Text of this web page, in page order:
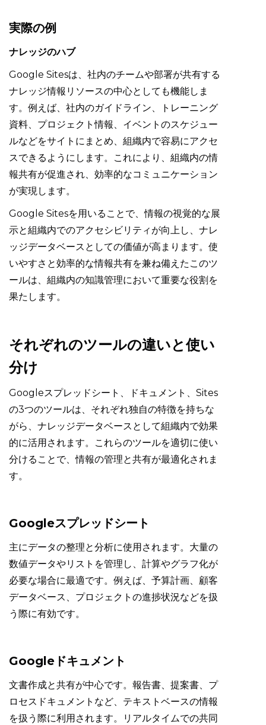
実際の例
ナレッジのハブ
Google Sitesは、社内のチームや部署が共有する
ナレッジ情報リソースの中心としても機能しま
す。例えば、社内のガイドライン、トレーニング
資料、プロジェクト情報、イベントのスケジュー
ルなどをサイトにまとめ、組織内で容易にアクセ
スできるようにします。これにより、組織内の情
報共有が促進され、効率的なコミュニケーション
が実現します。
Google Sitesを用いることで、情報の視覚的な展
示と組織内でのアクセシビリティが向上し、ナレ
ッジデータベースとしての価値が高まります。使
いやすさと効率的な情報共有を兼ね備えたこのツ
ールは、組織内の知識管理において重要な役割を
果たします。
それぞれのツールの違いと使い
分け
Googleスプレッドシート、ドキュメント、Sites
の3つのツールは、それぞれ独自の特徴を持ちな
がら、ナレッジデータベースとして組織内で効果
的に活用されます。これらのツールを適切に使い
分けることで、情報の管理と共有が最適化されま
す。
Googleスプレッドシート
主にデータの整理と分析に使用されます。大量の
数値データやリストを管理し、計算やグラフ化が
必要な場合に最適です。例えば、予算計画、顧客
データベース、プロジェクトの進捗状況などを扱
う際に有効です。
Googleドキュメント
文書作成と共有が中心です。報告書、提案書、プ
ロセスドキュメントなど、テキストベースの情報
を扱う際に利用されます。リアルタイムでの共同